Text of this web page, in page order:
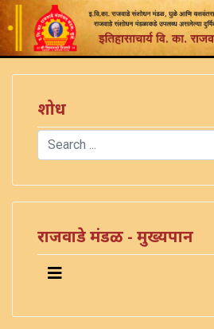
शोध
Search
राजवाडे मंडळ - मुख्यपान